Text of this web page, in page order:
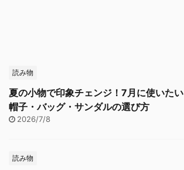
読み物
夏の小物で印象チェンジ！7月に使いたい
帽子・バッグ・サンダルの選び方
2026/7/8
読み物